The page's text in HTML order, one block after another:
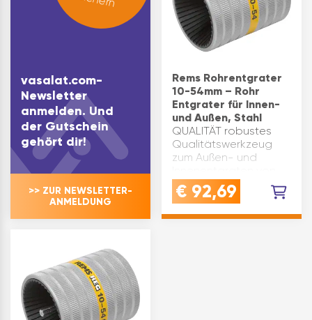
vasalat.com-
Newsletter
anmelden. Und
der Gutschein
gehört dir!
>> ZUR NEWSLETTER-
ANMELDUNG
Rems Rohrentgrater
10-54mm – Rohr
Entgrater für Innen-
und Außen, Stahl
QUALITÄT robustes
Qualitätswerkzeug
zum Außen- und
RohrenVIELFÄLTIG:
ideal zum Entgraten
Stahlrohr, Kupferrohr,
€ 92,69